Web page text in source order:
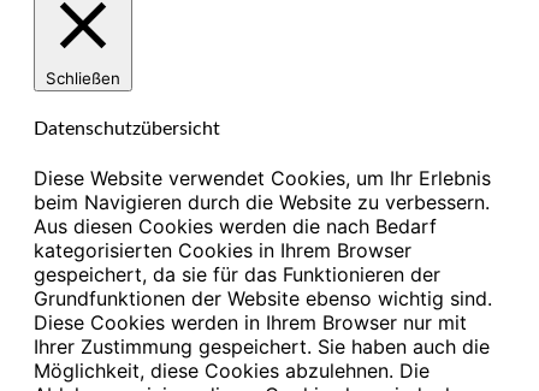
Schließen
Datenschutzübersicht
Diese Website verwendet Cookies, um Ihr Erlebnis
beim Navigieren durch die Website zu verbessern.
Aus diesen Cookies werden die nach Bedarf
kategorisierten Cookies in Ihrem Browser
gespeichert, da sie für das Funktionieren der
Grundfunktionen der Website ebenso wichtig sind.
Diese Cookies werden in Ihrem Browser nur mit
Ihrer Zustimmung gespeichert. Sie haben auch die
Möglichkeit, diese Cookies abzulehnen. Die